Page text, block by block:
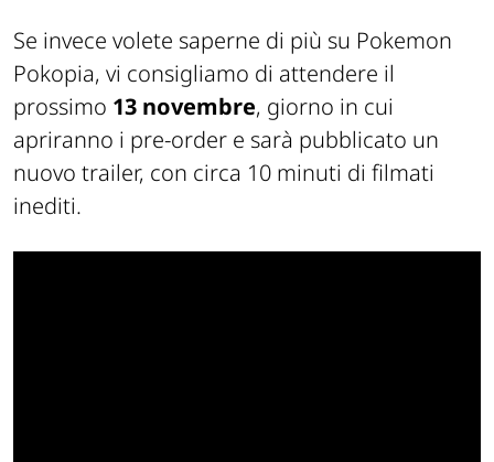
Se invece volete saperne di più su Pokemon
Pokopia, vi consigliamo di attendere il
prossimo 13 novembre, giorno in cui
apriranno i pre-order e sarà pubblicato un
nuovo trailer, con circa 10 minuti di filmati
inediti.